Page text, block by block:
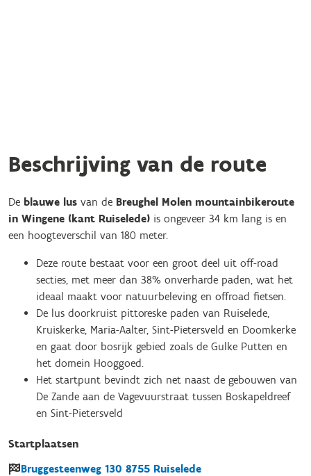
Beschrijving van de route
De blauwe lus van de Breughel Molen mountainbikeroute
in Wingene (kant Ruiselede) is ongeveer 34 km lang is en
een hoogteverschil van 180 meter.
Deze route bestaat voor een groot deel uit off-road
secties, met meer dan 38% onverharde paden, wat het
ideaal maakt voor natuurbeleving en offroad fietsen.
De lus doorkruist pittoreske paden van Ruiselede,
Kruiskerke, Maria-Aalter, Sint-Pietersveld en Doomkerke
en gaat door bosrijk gebied zoals de Gulke Putten en
het domein Hooggoed.
Het startpunt bevindt zich net naast de gebouwen van
De Zande aan de Vagevuurstraat tussen Boskapeldreef
en Sint-Pietersveld
Startplaatsen
Bruggesteenweg 130 8755 Ruiselede